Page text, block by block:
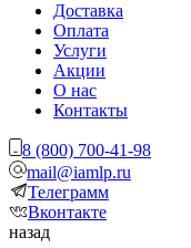
Доставка
Оплата
Услуги
Акции
О нас
Контакты
8 (800) 700-41-98
mail@iamlp.ru
Телеграмм
Вконтакте
назад